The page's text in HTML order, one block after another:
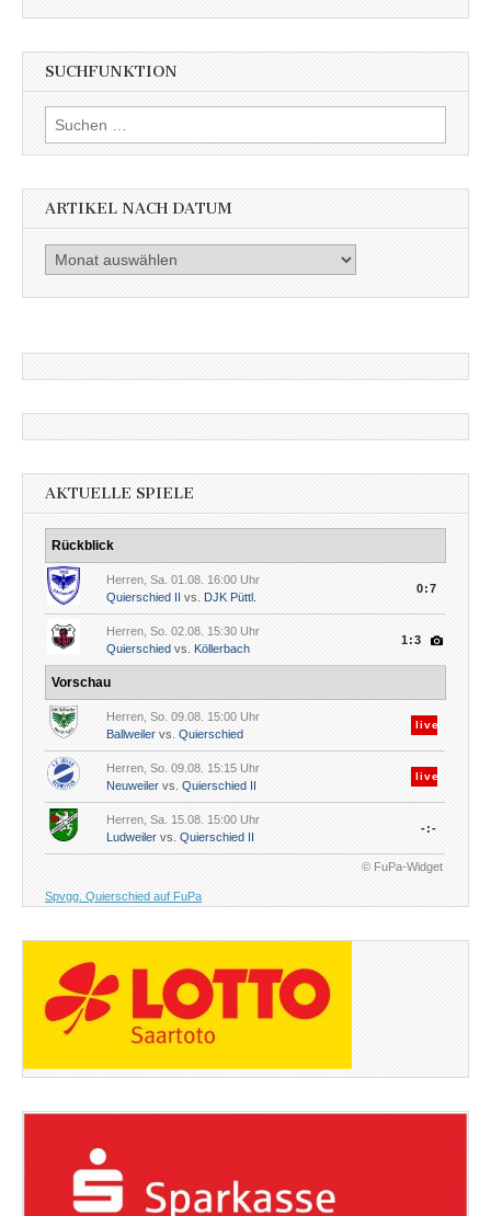
SUCHFUNKTION
Suchen
nach:
ARTIKEL NACH DATUM
Artikel
nach
AKTUELLE SPIELE
Rückblick
Herren, Sa. 01.08. 16:00 Uhr
Quierschied II vs. DJK Püttl.
0:7
Herren, So. 02.08. 15:30 Uhr
Quierschied vs. Köllerbach
1:3
Vorschau
Herren, So. 09.08. 15:00 Uhr
Ballweiler vs. Quierschied
live
Herren, So. 09.08. 15:15 Uhr
Neuweiler vs. Quierschied II
live
Herren, Sa. 15.08. 15:00 Uhr
Ludweiler vs. Quierschied II
-:-
© FuPa-Widget
Spvgg. Quierschied auf FuPa